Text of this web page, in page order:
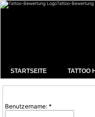
Tattoo-
STARTSEITE TATTOO
Benutzername: *